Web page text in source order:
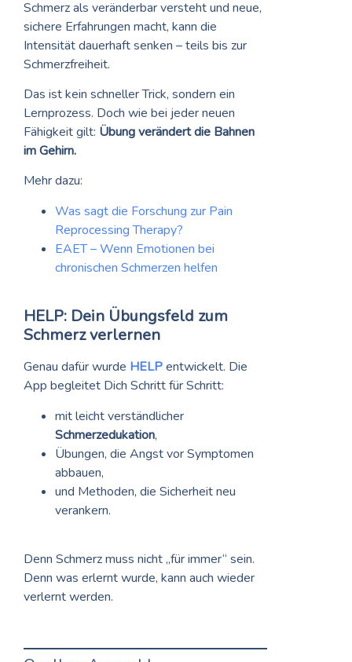
Schmerz als veränderbar versteht und neue,
sichere Erfahrungen macht, kann die
Intensität dauerhaft senken – teils bis zur
Schmerzfreiheit.
Das ist kein schneller Trick, sondern ein
Lernprozess. Doch wie bei jeder neuen
Fähigkeit gilt: Übung verändert die Bahnen
im Gehirn.
Mehr dazu:
Was sagt die Forschung zur Pain
Reprocessing Therapy?
EAET – Wenn Emotionen bei
chronischen Schmerzen helfen
HELP: Dein Übungsfeld zum
Schmerz verlernen
Genau dafür wurde HELPentwickelt. Die
App begleitet Dich Schritt für Schritt:
mit leicht verständlicher
Schmerzedukation,
Übungen, die Angst vor Symptomen
abbauen,
und Methoden, die Sicherheit neu
verankern.
Denn Schmerz muss nicht „für immer“ sein.
Denn was erlernt wurde, kann auch wieder
verlernt werden.